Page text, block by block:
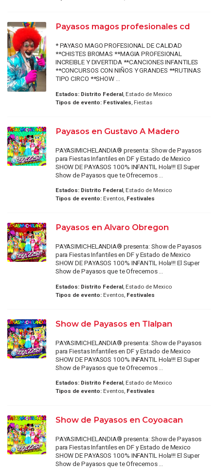
Payasos magos profesionales cd
* PAYASO MAGO PROFESIONAL DE CALIDAD
**CHISTES BROMAS **MAGIA PROFESIONAL
INCREIBLE Y DIVERTIDA **CANCIONES INFANTILES
**CONCURSOS CON NIÑOS Y GRANDES **RUTINAS
TIPO CIRCO **SHOW ...
Estados: Distrito Federal, Estado de Mexico
Tipos de evento: Festivales , Fiestas
Payasos en Gustavo A Madero
PAYASIMICHELANDIA® presenta: Show de Payasos
para Fiestas Infantiles en DF y Estado de Mexico
SHOW DE PAYASOS 100% INFANTIL Hola!!! El Super
Show de Payasos que te Ofrecemos ...
Estados: Distrito Federal, Estado de Mexico
Tipos de evento:Eventos, Festivales
Payasos en Alvaro Obregon
PAYASIMICHELANDIA® presenta: Show de Payasos
para Fiestas Infantiles en DF y Estado de Mexico
SHOW DE PAYASOS 100% INFANTIL Hola!!! El Super
Show de Payasos que te Ofrecemos ...
Estados: Distrito Federal, Estado de Mexico
Tipos de evento:Eventos, Festivales
Show de Payasos en Tlalpan
PAYASIMICHELANDIA® presenta: Show de Payasos
para Fiestas Infantiles en DF y Estado de Mexico
SHOW DE PAYASOS 100% INFANTIL Hola!!! El Super
Show de Payasos que te Ofrecemos ...
Estados: Distrito Federal, Estado de Mexico
Tipos de evento:Eventos, Festivales
Show de Payasos en Coyoacan
PAYASIMICHELANDIA® presenta: Show de Payasos
para Fiestas Infantiles en DF y Estado de Mexico
SHOW DE PAYASOS 100% INFANTIL Hola!!! El Super
Show de Payasos que te Ofrecemos ...